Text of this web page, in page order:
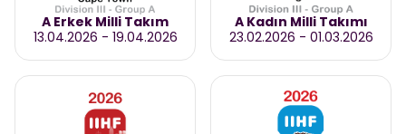
A Erkek Milli Takım
13.04.2026 - 19.04.2026
A Kadın Milli Takımı
23.02.2026 - 01.03.2026